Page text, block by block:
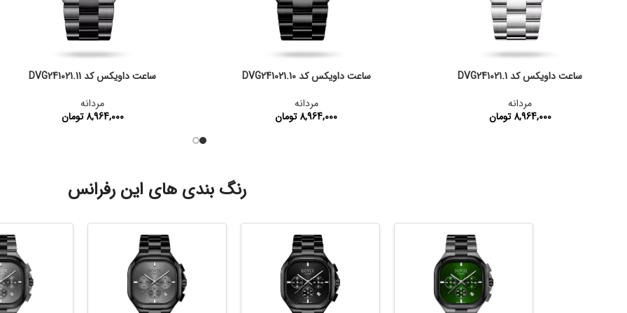
ساعت داویکس کد DVG241021.1
مردانه
8,964,000 تومان
ساعت داویکس کد DVG241021.10
مردانه
8,964,000 تومان
ساعت داویکس کد DVG241021.11
مردانه
8,964,000 تومان
رنگ بندی های این رفرانس